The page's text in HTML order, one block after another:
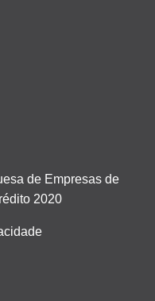
de Empresas de
2020